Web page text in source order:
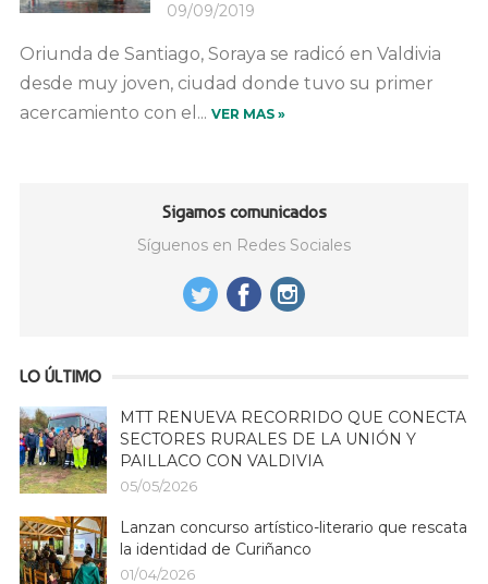
09/09/2019
Oriunda de Santiago, Soraya se radicó en Valdivia
desde muy joven, ciudad donde tuvo su primer
acercamiento con el... VER MAS »
Sigamos comunicados
Síguenos en Redes Sociales
LO ÚLTIMO
MTT RENUEVA RECORRIDO QUE CONECTA
SECTORES RURALES DE LA UNIÓN Y
PAILLACO CON VALDIVIA
05/05/2026
Lanzan concurso artístico-literario que rescata
la identidad de Curiñanco
01/04/2026